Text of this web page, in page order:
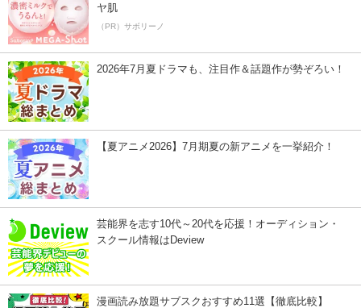
ヤ肌
（PR）サボリーノ
2026年7月夏ドラマも、注目作＆話題作が勢ぞろい！
【夏アニメ2026】7月期夏の新アニメを一挙紹介！
芸能界を志す10代～20代を応援！オーディション・
スクール情報はDeview
漫画読み放題サブスクおすすめ11選【徹底比較】